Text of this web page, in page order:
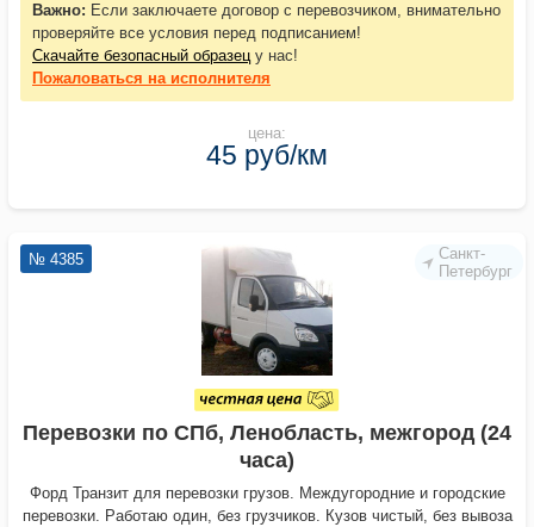
Важно: Если заключаете договор с перевозчиком, внимательно
проверяйте все условия перед подписанием!
Скачайте безопасный образецу нас!
Пожаловаться на исполнителя
цена:
45 руб/км
Санкт-
Петербург
№ 4385
Перевозки по СПб, Ленобласть, межгород (24
часа)
Форд Транзит для перевозки грузов. Междугородние и городские
перевозки. Работаю один, без грузчиков. Кузов чистый, без вывоза